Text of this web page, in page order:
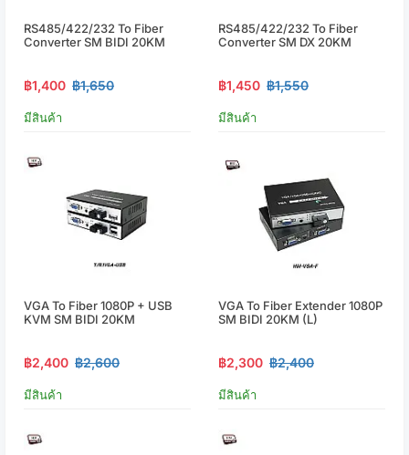
RS485/422/232 To Fiber
Converter SM BIDI 20KM
฿1,400 ฿1,650
มีสินค้า
RS485/422/232 To Fiber
Converter SM DX 20KM
฿1,450 ฿1,550
มีสินค้า
VGA To Fiber 1080P + USB
KVM SM BIDI 20KM
฿2,400 ฿2,600
มีสินค้า
VGA To Fiber Extender 1080P
SM BIDI 20KM (L)
฿2,300 ฿2,400
มีสินค้า